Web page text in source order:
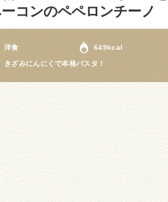
コンのペペロンチーノ
洋食 649kcal
きざみにんにくで本格パスタ！